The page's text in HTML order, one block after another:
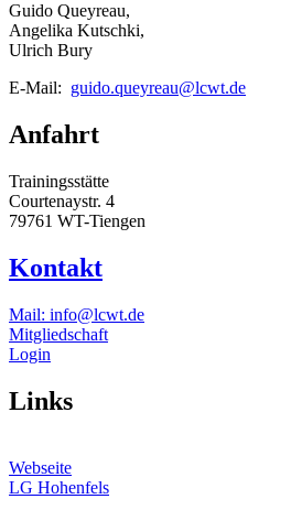
Guido Queyreau,
Angelika Kutschki,
Ulrich Bury
E-Mail: guido.queyreau@lcwt.de
Anfahrt
Trainingsstätte
Courtenaystr. 4
79761 WT-Tiengen
Kontakt
Mail: info@lcwt.de
Mitgliedschaft
Login
Links
Webseite
LG Hohenfels